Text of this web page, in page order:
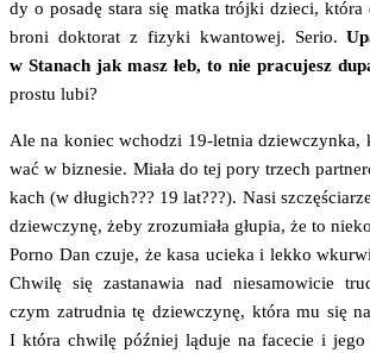
dy o posa­dę sta­ra się mat­ka trój­ki dzie­ci, któ­ra
bro­ni dok­to­rat z fizy­ki kwan­to­wej. Serio.
w Sta­nach jak masz łeb, to nie pra­cu­jesz
pro­stu lubi?
Ale na koniec wcho­dzi 19-let­nia dziew­czyn­ka,
wać w biz­ne­sie. Mia­ła do tej pory trzech
kach (w dłu­gich??? 19 lat???). Nasi
dziew­czy­nę, żeby zro­zu­mia­ła głu­pia, że to
Por­no Dan czu­je, że kasa ucie­ka i lek­ko
Chwi­lę się zasta­na­wia nad nie­sa­mo­wi­cie
czym zatrud­nia tę dziew­czy­nę, któ­ra mu się
I któ­ra chwi­lę póź­niej lądu­je na face­cie i jego